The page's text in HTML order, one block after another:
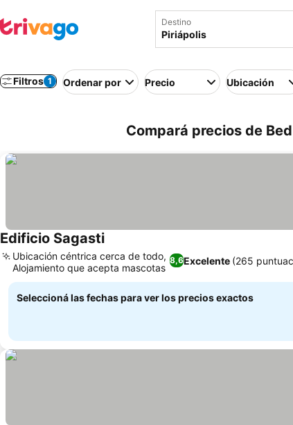
Destino
Filtros 1 Ordenar por Precio Ubicación
Compará precios de
Edificio Sagasti
8,6Excelente (265
Ubicación céntrica cerca de todo,
Alojamiento que acepta mascotas
Seleccioná las fechas para ver los precios exactos